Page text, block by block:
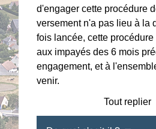
d'engager cette procédure
versement n'a pas lieu à la
fois lancée, cette
aux impayés des 6 mois
engagement, et à
venir.
Tout replier